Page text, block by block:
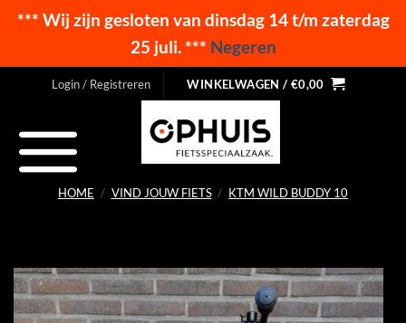
*** Wij zijn gesloten van dinsdag 14 t/m zaterdag
25 juli. *** Negeren
Login / Registreren WINKELWAGEN / €0,00
HOME / VIND JOUW FIETS / KTM WILD BUDDY 10